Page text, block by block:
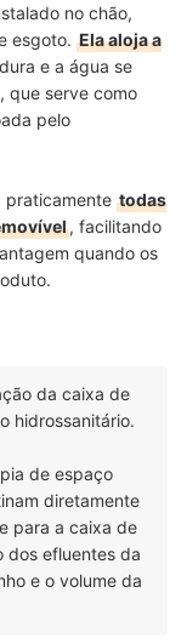
no chão,
esgoto. Ela aloja a
e a água se
que serve como
pelo
praticamente todas
, facilitando
quando os
da caixa de
hidrossanitário.
de espaço
diretamente
para a caixa de
dos efluentes da
e o volume da